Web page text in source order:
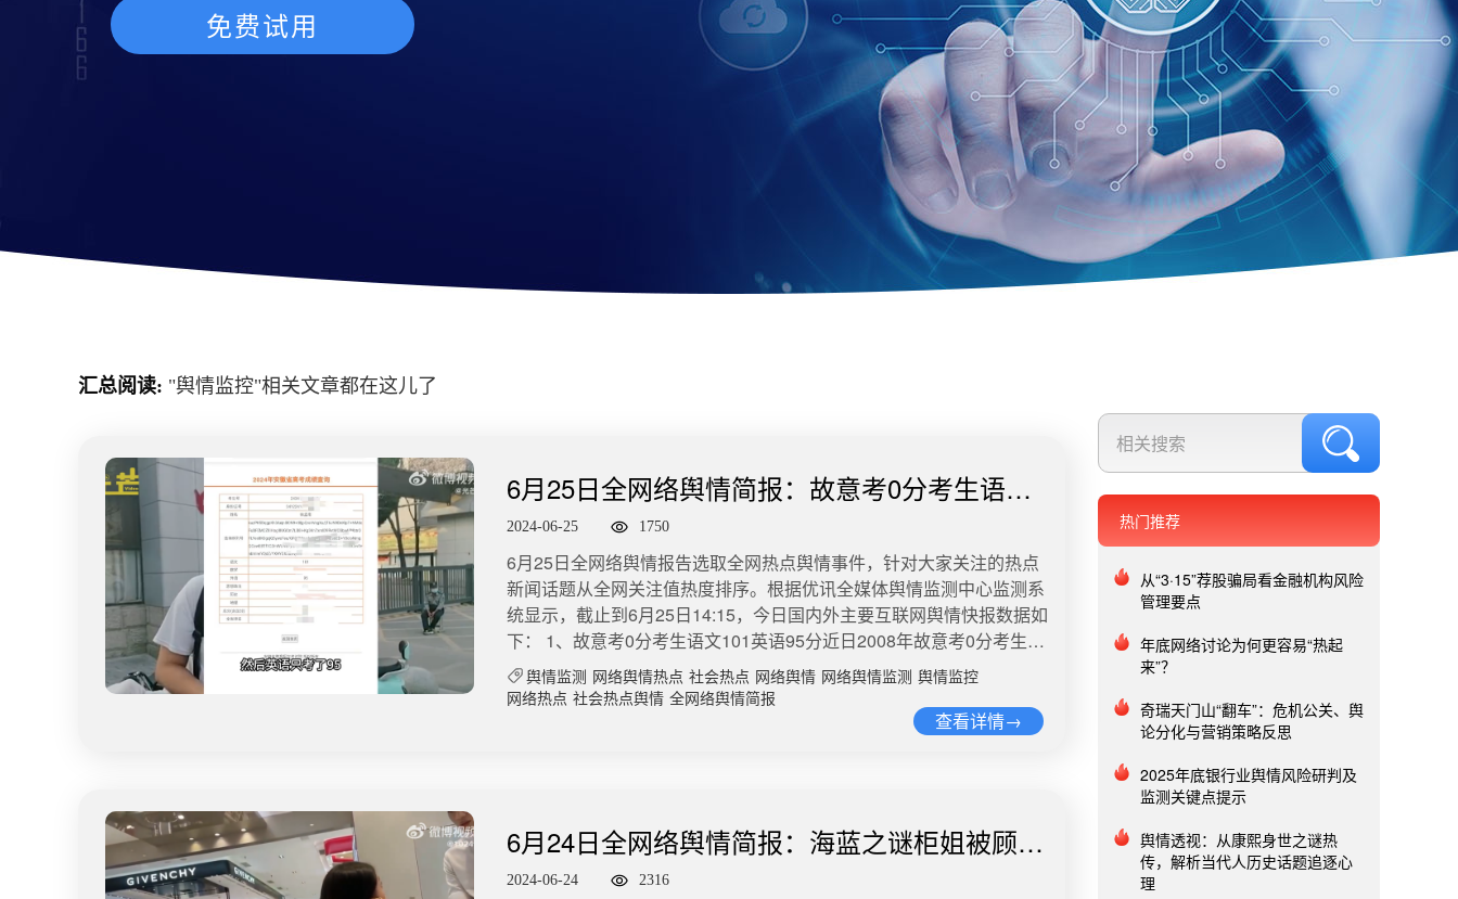
免费试用
汇总阅读: "舆情监控"相关文章都在这儿了
6月25日全网络舆情简报：故意考0分考生语文
101英语95分
2024-06-25 1750
​​6月25日全网络舆情报告选取全网热点舆情事件，针对大家关注的热点
新闻话题从全网关注值热度排序。根据优讯全媒体舆情监测中心监测系
统显示，截止到6月25日14:15，今日国内外主要互联网舆情快报数据如
下： 1、故意考0分考生语文101英语95分近日2008年故意考0分考生@
徐孟南 重上考场引发热议。6月25日，2024安徽高考成绩发布，徐孟南
语文成绩为101分，英语成绩为95分。他表示跟预期差距有点大。“特别
是英语，准备的时间比较多，有点难过。”徐孟南表示其余科目不打算
加湖南高考，已经忘了自己的高考成绩是570多分还是580多分，那年
湖南理科重点线是535分，他上了一所沿海985高校市场营销专业。进
舆情监测 网络舆情热点 社会热点 网络舆情 网络舆情监测 舆情监控
网络热点 社会热点舆情 全网络舆情简报
查看详情→
6月24日全网络舆情简报：海蓝之谜柜姐被顾客
泼水羞辱
2024-06-24 2316
热门推荐
从“3·15”荐股骗局看金融机构风险
管理要点
年底网络讨论为何更容易“热起
来”？
奇瑞天门山“翻车”：危机公关、舆
论分化与营销策略反思
2025年底银行业舆情风险研判及
监测关键点提示
舆情透视：从康熙身世之谜热
传，解析当代人历史话题追逐心
理